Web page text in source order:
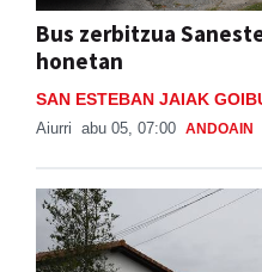
Bus zerbitzua
honetan
SAN ESTEBAN JAIAK
Aiurri abu 05, 07:00 ANDOAIN